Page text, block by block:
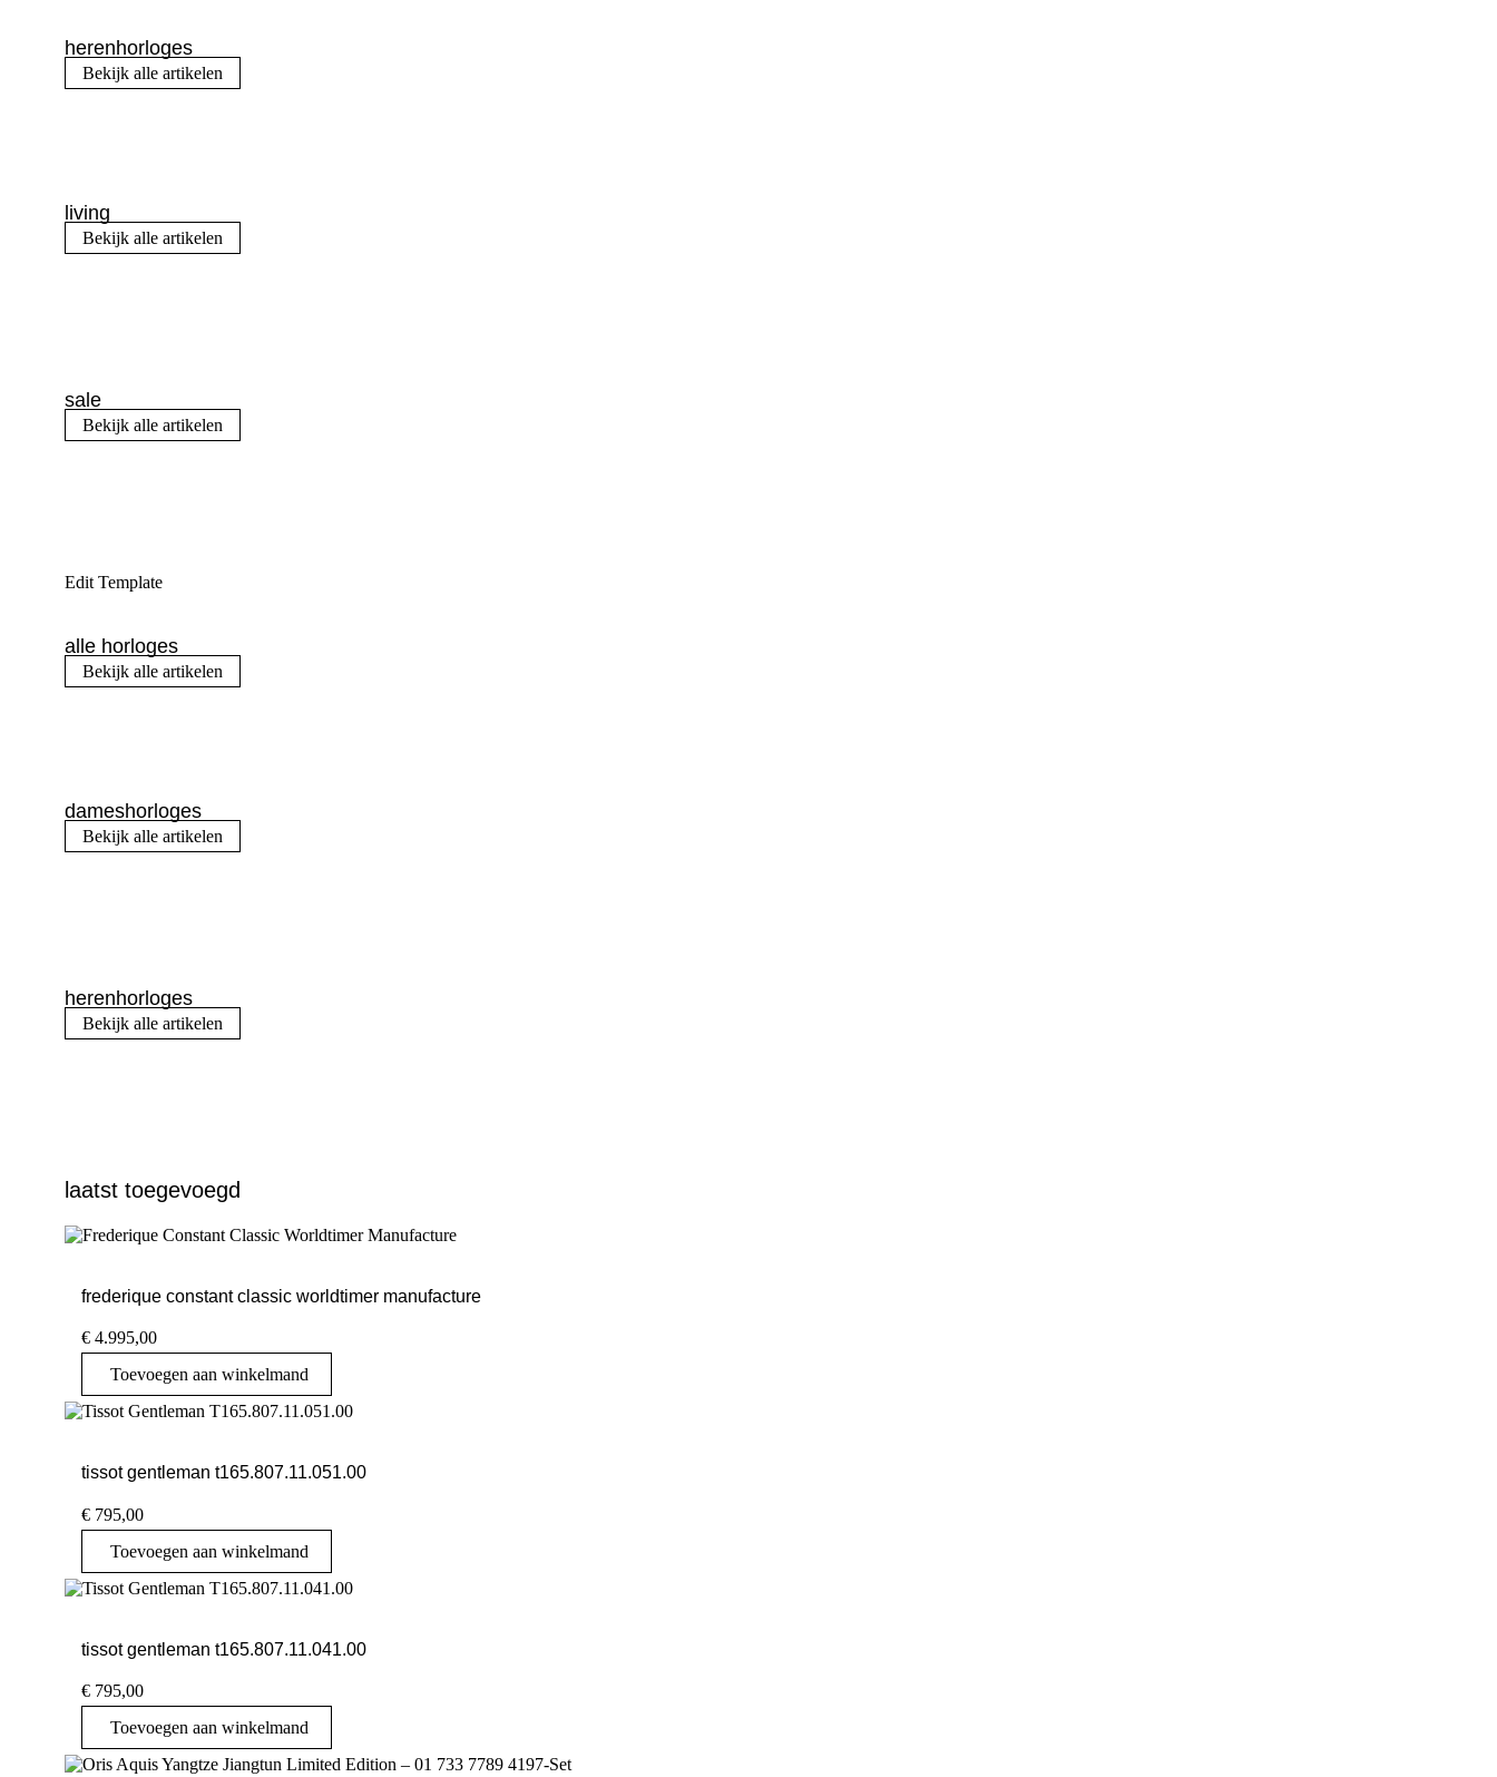
herenhorloges
Bekijk alle artikelen
living
Bekijk alle artikelen
sale
Bekijk alle artikelen
Edit Template
alle horloges
Bekijk alle artikelen
dameshorloges
Bekijk alle artikelen
herenhorloges
Bekijk alle artikelen
laatst toegevoegd
frederique constant classic worldtimer manufacture
€ 4.995,00
Toevoegen aan winkelmand
tissot gentleman t165.807.11.051.00
€ 795,00
Toevoegen aan winkelmand
tissot gentleman t165.807.11.041.00
€ 795,00
Toevoegen aan winkelmand